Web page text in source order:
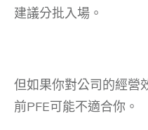
建議分批入場。
但如果你對公司的經營
前PFE可能不適合你。